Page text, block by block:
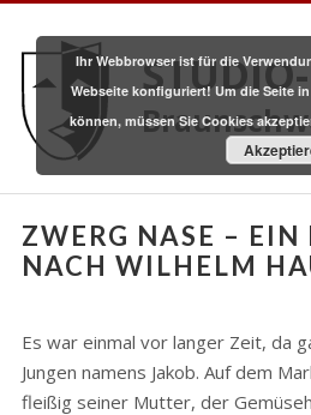
ZWERG NASE – EIN
NACH WILHELM
Es war einmal vor langer Zeit, da
Jungen namens Jakob. Auf dem
fleißig seiner Mutter, der
Ihr Webbrowser ist für die
Webseite konfiguriert! Um die Seite
können, müssen Sie Cookies